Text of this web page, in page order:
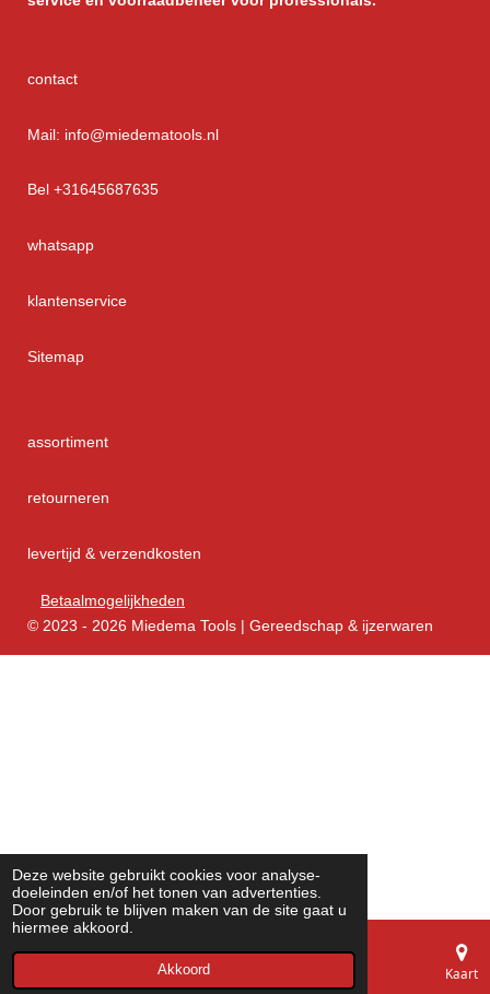
Deze website gebruikt cookies voor analyse-
doeleinden en/of het tonen van advertenties.
Door gebruik te blijven maken van de site gaat u
hiermee akkoord.
Akkoord
contact
Mail: info@miedematools.nl
Bel +31645687635
whatsapp
klantenservice
Sitemap
assortiment
retourneren
levertijd & verzendkosten
Betaalmogelijkheden
© 2023 - 2026 Miedema Tools | Gereedschap & ijzerwaren
Kaart